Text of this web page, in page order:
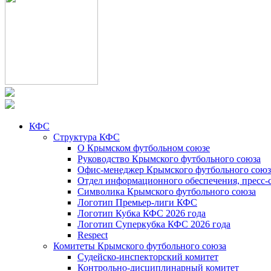
КФС
Структура КФС
О Крымском футбольном союзе
Руководство Крымского футбольного союза
Офис-менеджер Крымского футбольного
Отдел информационного обеспечения, пресс-
Символика Крымского футбольного союза
Логотип Премьер-лиги КФС
Логотип Кубка КФС 2026 года
Логотип Суперкубка КФС 2026 года
Respect
Комитеты Крымского футбольного союза
Судейско-инспекторский комитет
Контрольно-дисциплинарный комитет